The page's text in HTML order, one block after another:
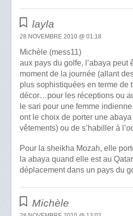
layla
28 NOVEMBRE 2010 @ 01:18
Michèle (mess11)
aux pays du golfe, l’abaya peut
moment de la journée (allant
plus sophistiquées en terme de
décor…pour les réceptions ou
le sari pour une femme
ont le choix de porter une
vêtements) ou de s’habiller à
Pour la sheikha Mozah, elle
la abaya quand elle est au
déplacement dans un pays du
Michèle